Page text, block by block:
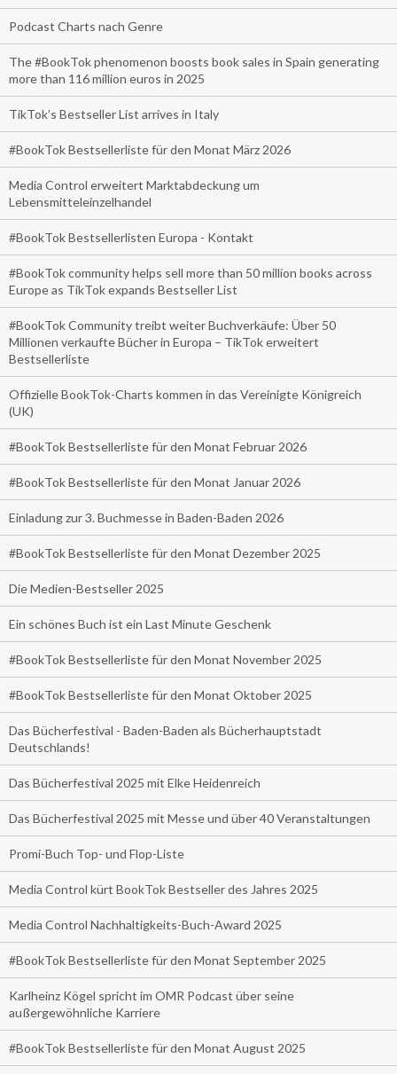
Podcast Charts nach Genre
The #BookTok phenomenon boosts book sales in Spain generating
more than 116 million euros in 2025
TikTok’s Bestseller List arrives in Italy
#BookTok Bestsellerliste für den Monat März 2026
Media Control erweitert Marktabdeckung um
Lebensmitteleinzelhandel
#BookTok Bestsellerlisten Europa - Kontakt
#BookTok community helps sell more than 50 million books across
Europe as TikTok expands Bestseller List
#BookTok Community treibt weiter Buchverkäufe: Über 50
Millionen verkaufte Bücher in Europa – TikTok erweitert
Bestsellerliste
Offizielle BookTok-Charts kommen in das Vereinigte Königreich
(UK)
#BookTok Bestsellerliste für den Monat Februar 2026
#BookTok Bestsellerliste für den Monat Januar 2026
Einladung zur 3. Buchmesse in Baden-Baden 2026
#BookTok Bestsellerliste für den Monat Dezember 2025
Die Medien-Bestseller 2025
Ein schönes Buch ist ein Last Minute Geschenk
#BookTok Bestsellerliste für den Monat November 2025
#BookTok Bestsellerliste für den Monat Oktober 2025
Das Bücherfestival - Baden-Baden als Bücherhauptstadt
Deutschlands!
Das Bücherfestival 2025 mit Elke Heidenreich
Das Bücherfestival 2025 mit Messe und über 40 Veranstaltungen
Promi-Buch Top- und Flop-Liste
Media Control kürt BookTok Bestseller des Jahres 2025
Media Control Nachhaltigkeits-Buch-Award 2025
#BookTok Bestsellerliste für den Monat September 2025
Karlheinz Kögel spricht im OMR Podcast über seine
außergewöhnliche Karriere
#BookTok Bestsellerliste für den Monat August 2025